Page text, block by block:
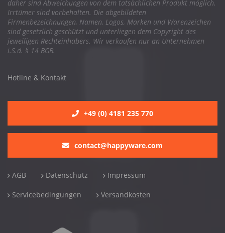
daher sind Abweichungen von dem tatsächlichen Produkt möglich.
Irrtümer sind vorbehalten. Die abgebildeten
Firmenbezeichnungen, Namen, Logos, Marken und Warenzeichen
sind gesetzlich geschützt und unterliegen dem Copyright des
jeweiligen Rechteinhabers. Wir verkaufen nur an Unternehmen
i.S.d. § 14 BGB.
Hotline & Kontakt
+49 (0) 4181 235 770
contact@happyware.com
AGB Datenschutz Impressum
Servicebedingungen Versandkosten